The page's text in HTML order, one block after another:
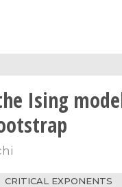
Ising
CRITICAL EXPONENTS